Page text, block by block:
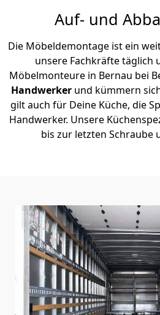
Auf- und
Die Möbeldemontage ist ein
unsere Fachkräfte täglich
Möbelmonteure in Bernau bei
Handwerker und kümmern
gilt auch für Deine Küche, die
Handwerker. Unsere
bis zur letzten Schraube